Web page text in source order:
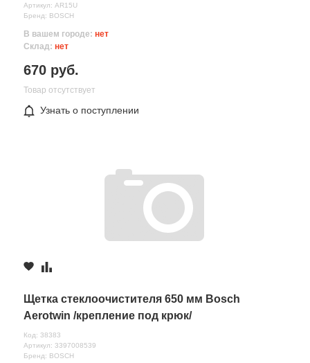
Артикул: AR15U
Бренд: BOSCH
В вашем городе: нет
Склад: нет
670 руб.
Товар отсутствует
Узнать о поступлении
Щетка стеклоочистителя 650 мм Bosch
Aerotwin /крепление под крюк/
Код: 38383
Артикул: 3397008539
Бренд: BOSCH